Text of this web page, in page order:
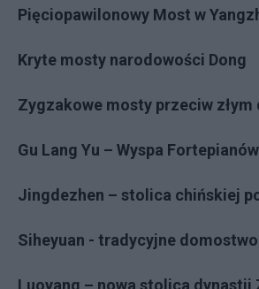
Pięciopawilonowy Most w
Kryte mosty narodowości Dong
Zygzakowe mosty przeciw złym
Gu Lang Yu – Wyspa Fortepianów
Jingdezhen – stolica chińskiej
Siheyuan - tradycyjne domostwo
Luoyang – nowa stolica dynastii